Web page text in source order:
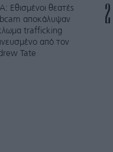
Εθισμένοι θεατές
αποκάλυψαν
trafficking
από τον
Tate
2